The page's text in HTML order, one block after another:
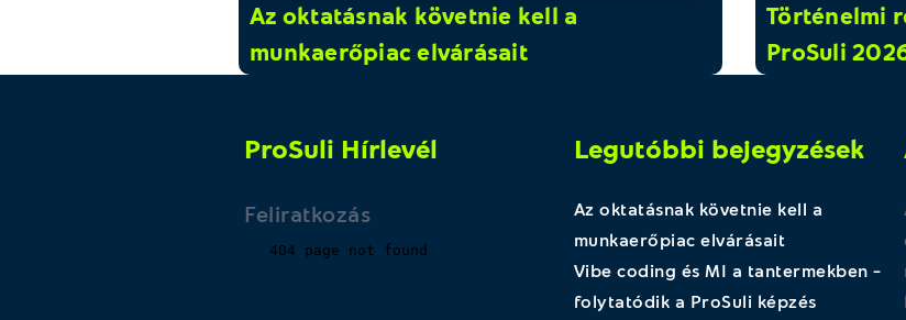
Az oktatásnak követnie kell a
munkaerőpiac elvárásait
Történelmi
ProSuli
ProSuli Hírlevél
Feliratkozás
Legutóbbi bejegyzések
Az oktatásnak követnie kell a
munkaerőpiac elvárásait
Vibe coding és MI a tantermekben –
folytatódik a ProSuli képzés